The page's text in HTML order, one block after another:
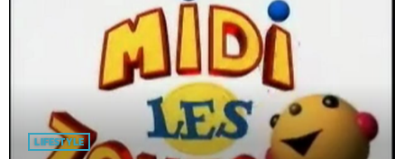
LIFESTYLE